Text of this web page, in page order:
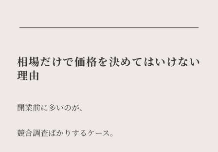
相場だけで価格を決めてはいけない
理由
開業前に多いのが、
競合調査ばかりするケース。